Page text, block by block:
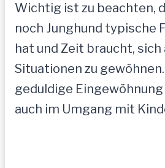
Wichtig ist zu beachten,
noch Junghund typische
hat und Zeit braucht, sich
Situationen zu
geduldige
auch im Umgang mit